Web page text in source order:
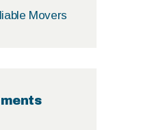
Movers